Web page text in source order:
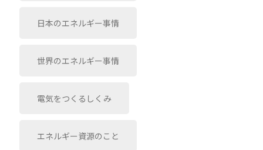
日本のエネルギー事情
世界のエネルギー事情
電気をつくるしくみ
エネルギー資源のこと